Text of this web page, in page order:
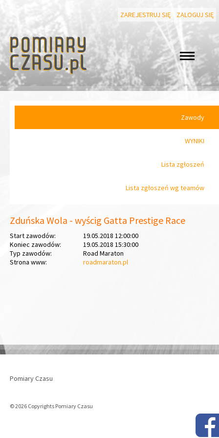
ZAREJESTRUJ SIĘ ZALOGUJ SIĘ
Zawody
WYNIKI
Lista zgłoszeń
Lista zgłoszeń wg teamów
Zduńska Wola - wyścig Gatta Prestige Race
Start zawodów:
19.05.2018 12:00:00
Koniec zawodów:
19.05.2018 15:30:00
Typ zawodów:
Road Maraton
Strona www:
roadmaraton.pl
Pomiary Czasu
© 2026 Copyrights Pomiary Czasu